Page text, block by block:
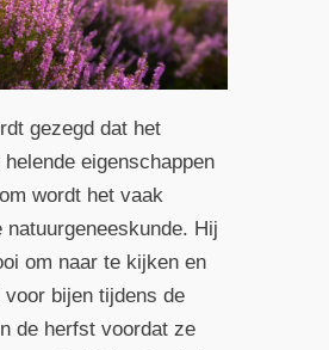
gezegd dat het
eigenschappen
wordt het vaak
natuurgeneeskunde. Hij
om naar te kijken en
voor bijen tijdens de
de herfst voordat ze